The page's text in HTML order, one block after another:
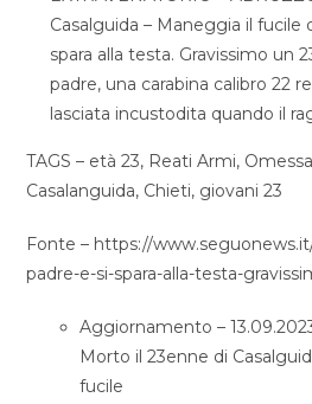
Casalguida – Maneggia il fucile
spara alla testa. Gravissimo un
padre, una carabina calibro 22
lasciata incustodita quando il
TAGS – età 23, Reati Armi,
Casalanguida, Chieti, giovani 23
Fonte – https://
padre-e-si-spara-alla-testa-
Aggiornamento –
Morto il 23enne di
fucile